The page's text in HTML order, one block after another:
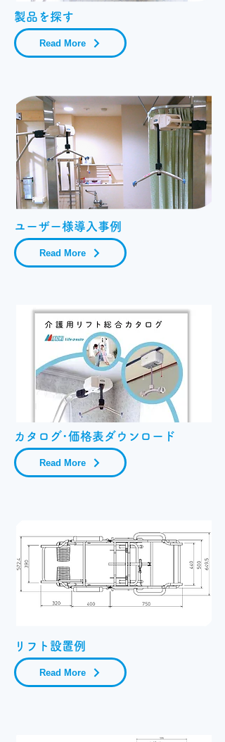
​製品を探す
Read More
ユーザー様導入事例
Read More
カタログ･価格表ダウンロード
Read More
​リフト設置例
Read More